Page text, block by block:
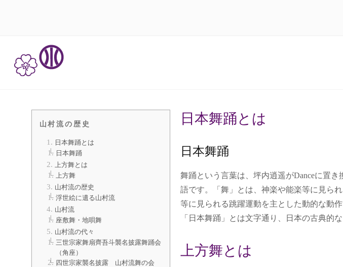
山村流の歴史
日本舞踊とは
日本舞踊
上方舞とは
上方舞
山村流の歴史
浮世絵に遺る山村流
山村流
座敷舞・地唄舞
山村流の代々
三世宗家舞扇齊吾斗襲名披露舞踊会
（角座）
四世宗家襲名披露 山村流舞の会
日本舞踊とは
日本舞踊
舞踊という言葉は、坪内逍遥がDanceに置
語です。「舞」とは、神楽や能楽等に見ら
等に見られる跳躍運動を主とした動的な動作
「日本舞踊」とは文字通り、日本の古典的
上方舞とは